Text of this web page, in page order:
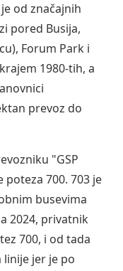
od značajnih
pored Busija,
Forum Park i
1980-tih, a
prevoz do
"GSP
700. 703 je
busevima
2024, privatnik
700, i od tada
jer je po